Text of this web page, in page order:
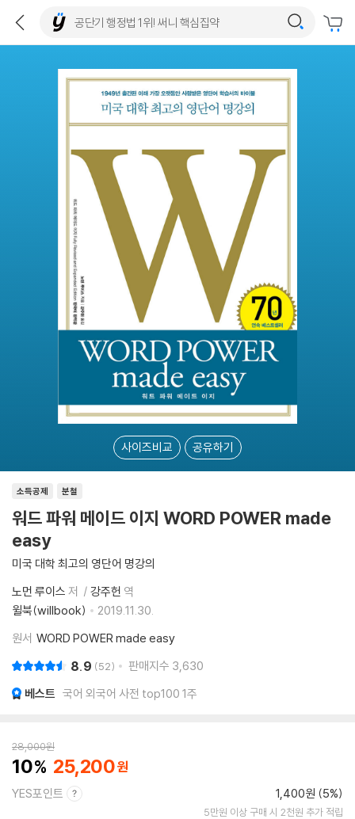
사이즈비교 공유하기
소득공제 분철
워드 파워 메이드 이지 WORD POWER made
easy
미국 대학 최고의 영단어 명강의
노먼 루이스 저 강주헌 역
윌북(willbook)
2019.11.30.
원서 WORD POWER made easy
8.9 52 판매지수 3,630
베스트 국어 외국어 사전 top100 1주
28,000원
10 25,200
YES포인트 1,400원 (5%)
5만원 이상 구매 시 2천원 추가 적립